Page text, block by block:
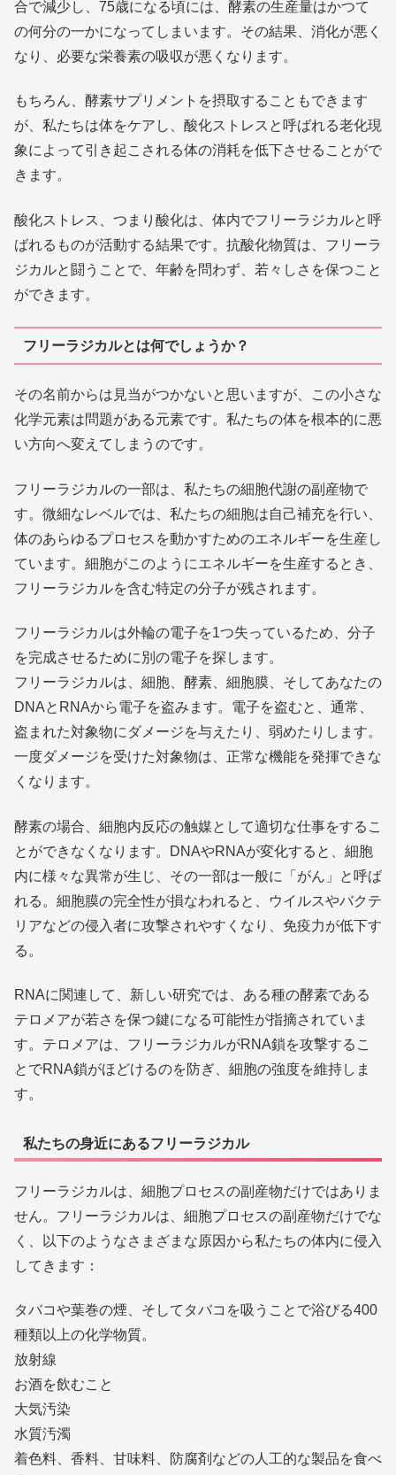
合で減少し、75歳になる頃には、酵素の生産量はかつて
の何分の一かになってしまいます。その結果、消化が悪く
なり、必要な栄養素の吸収が悪くなります。
もちろん、酵素サプリメントを摂取することもできます
が、私たちは体をケアし、酸化ストレスと呼ばれる老化現
象によって引き起こされる体の消耗を低下させることがで
きます。
酸化ストレス、つまり酸化は、体内でフリーラジカルと呼
ばれるものが活動する結果です。抗酸化物質は、フリーラ
ジカルと闘うことで、年齢を問わず、若々しさを保つこと
ができます。
フリーラジカルとは何でしょうか？
その名前からは見当がつかないと思いますが、この小さな
化学元素は問題がある元素です。私たちの体を根本的に悪
い方向へ変えてしまうのです。
フリーラジカルの一部は、私たちの細胞代謝の副産物で
す。微細なレベルでは、私たちの細胞は自己補充を行い、
体のあらゆるプロセスを動かすためのエネルギーを生産し
ています。細胞がこのようにエネルギーを生産するとき、
フリーラジカルを含む特定の分子が残されます。
フリーラジカルは外輪の電子を1つ失っているため、分子
を完成させるために別の電子を探します。
フリーラジカルは、細胞、酵素、細胞膜、そしてあなたの
DNAとRNAから電子を盗みます。電子を盗むと、通常、
盗まれた対象物にダメージを与えたり、弱めたりします。
一度ダメージを受けた対象物は、正常な機能を発揮できな
くなります。
酵素の場合、細胞内反応の触媒として適切な仕事をするこ
とができなくなります。DNAやRNAが変化すると、細胞
内に様々な異常が生じ、その一部は一般に「がん」と呼ば
れる。細胞膜の完全性が損なわれると、ウイルスやバクテ
リアなどの侵入者に攻撃されやすくなり、免疫力が低下す
る。
RNAに関連して、新しい研究では、ある種の酵素である
テロメアが若さを保つ鍵になる可能性が指摘されていま
す。テロメアは、フリーラジカルがRNA鎖を攻撃するこ
とでRNA鎖がほどけるのを防ぎ、細胞の強度を維持しま
す。
私たちの身近にあるフリーラジカル
フリーラジカルは、細胞プロセスの副産物だけではありま
せん。フリーラジカルは、細胞プロセスの副産物だけでな
く、以下のようなさまざまな原因から私たちの体内に侵入
してきます：
タバコや葉巻の煙、そしてタバコを吸うことで浴びる400
種類以上の化学物質。
放射線
お酒を飲むこと
大気汚染
水質汚濁
着色料、香料、甘味料、防腐剤などの人工的な製品を食べ